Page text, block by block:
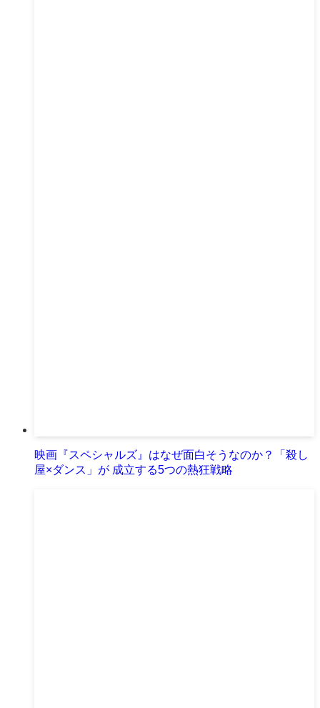
映画『スペシャルズ』はなぜ面白そうなのか？「殺し
屋×ダンス」が 成立する5つの熱狂戦略